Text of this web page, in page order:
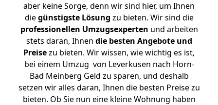
aber keine Sorge, denn wir sind hier, um Ihnen
diegünstigste Lösung zu bieten. Wir sind die
professionellen Umzugsexperten und arbeiten
stets daran, Ihnen die besten Angebote und
Preisezu bieten. Wir wissen, wie wichtig es ist,
bei einem Umzug von Leverkusen nach Horn-
Bad Meinberg Geld zu sparen, und deshalb
setzen wir alles daran, Ihnen die besten Preise zu
bieten. Ob Sie nun eine kleine Wohnung haben